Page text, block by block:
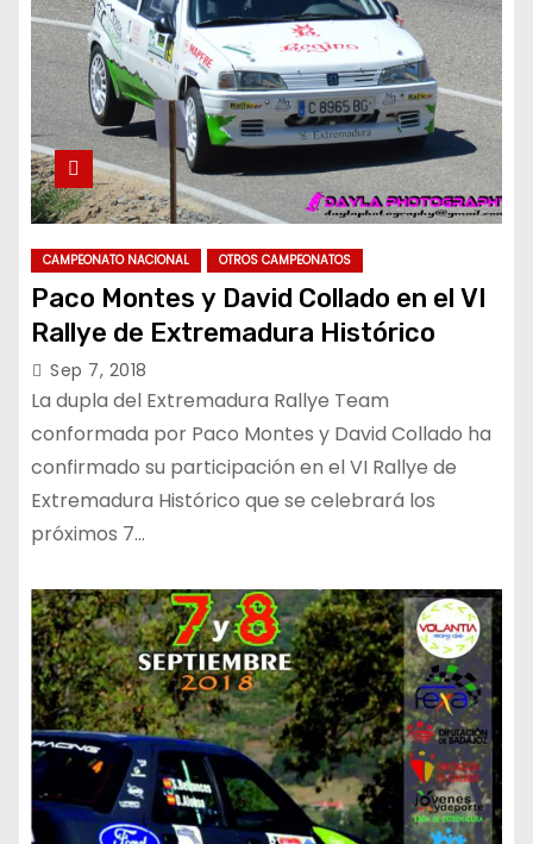
CAMPEONATO NACIONAL OTROS CAMPEONATOS
Paco Montes y David Collado en el VI
Rallye de Extremadura Histórico
Sep 7, 2018
La dupla del Extremadura Rallye Team
conformada por Paco Montes y David Collado ha
confirmado su participación en el VI Rallye de
Extremadura Histórico que se celebrará los
próximos 7…